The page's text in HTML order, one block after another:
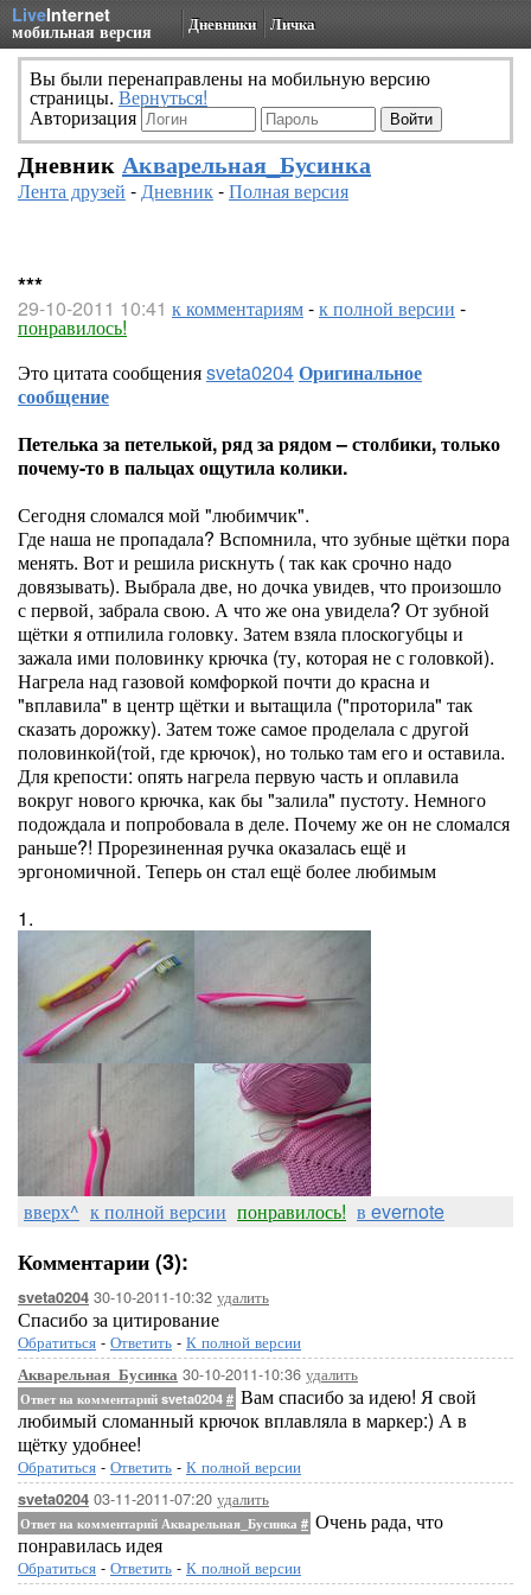
LiveInternet
мобильная версия Дневники Личка
Вы были перенаправлены на мобильную версию
страницы. Вернуться!
Авторизация
Дневник Акварельная_Бусинка
Лента друзей -Дневник-Полная версия
***
29-10-2011 10:41 к комментариям-к полной версии -
понравилось!
Это цитата сообщенияsveta0204Оригинальное
сообщение
Петелька за петелькой, ряд за рядом – столбики, только
почему-то в пальцах ощутила колики.
Сегодня сломался мой "любимчик".
Где наша не пропадала? Вспомнила, что зубные щётки пора
менять. Вот и решила рискнуть ( так как срочно надо
довязывать). Выбрала две, но дочка увидев, что произошло
с первой, забрала свою. А что же она увидела? От зубной
щётки я отпилила головку. Затем взяла плоскогубцы и
зажала ими половинку крючка (ту, которая не с головкой).
Нагрела над газовой комфоркой почти до красна и
"вплавила" в центр щётки и вытащила ("проторила" так
сказать дорожку). Затем тоже самое проделала с другой
половинкой(той, где крючок), но только там его и оставила.
Для крепости: опять нагрела первую часть и оплавила
вокруг нового крючка, как бы "залила" пустоту. Немного
подождала и попробовала в деле. Почему же он не сломался
раньше?! Прорезиненная ручка оказалась ещё и
эргономичной. Теперь он стал ещё более любимым
1.
вверх^ к полной версии понравилось! в evernote
Комментарии (3):
sveta0204 30-10-2011-10:32 удалить
Спасибо за цитирование
Обратиться - Ответить - К полной версии
Акварельная_Бусинка 30-10-2011-10:36 удалить
Ответ на комментарий sveta0204 # Вам спасибо за идею! Я свой
любимый сломанный крючок вплавляла в маркер:) А в
щётку удобнее!
Обратиться - Ответить - К полной версии
sveta0204 03-11-2011-07:20 удалить
Ответ на комментарий Акварельная_Бусинка # Очень рада, что
понравилась идея
Обратиться - Ответить - К полной версии